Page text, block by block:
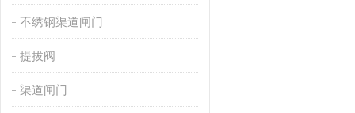
不绣钢渠道闸门
提拔阀
渠道闸门